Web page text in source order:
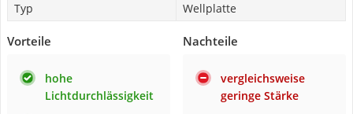
Typ
Wellplatte
Vorteile
hohe
Lichtdurchlässigkeit
Nachteile
vergleichsweise
geringe Stärke